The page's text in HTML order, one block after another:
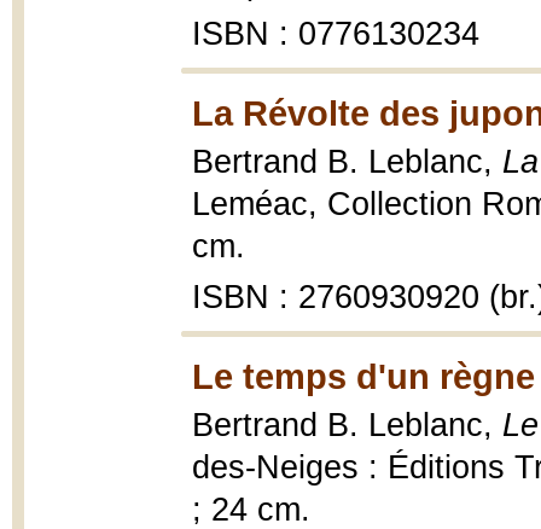
ISBN : 0776130234
La Révolte des
Bertrand B. Leblanc,
Leméac, Collection
cm.
ISBN : 2760930920
Le temps d'un règne
Bertrand B. Leblanc,
des-Neiges : Éditions
; 24 cm.